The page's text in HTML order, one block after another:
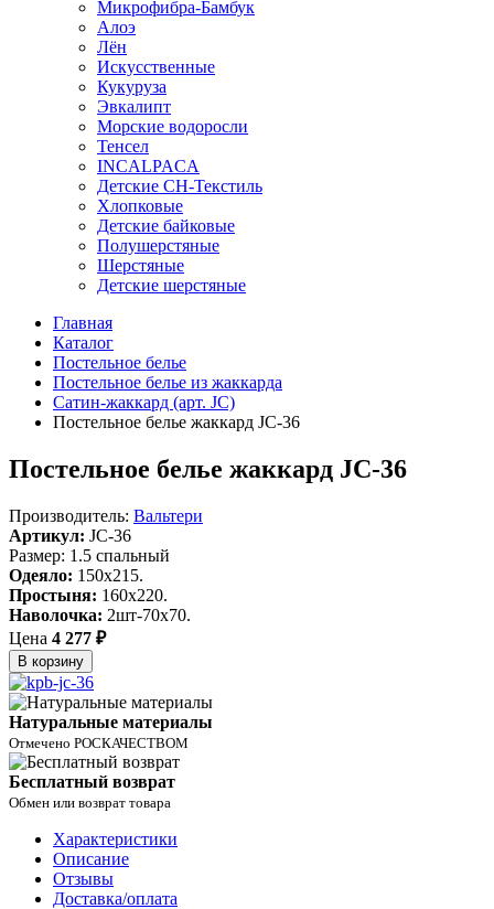
Микрофибра-Бамбук
Алоэ
Лён
Искусственные
Кукуруза
Эвкалипт
Морские водоросли
Тенсел
INCALPACA
Детские СН-Текстиль
Хлопковые
Детские байковые
Полушерстяные
Шерстяные
Детские шерстяные
Главная
Каталог
Постельное белье
Постельное белье из жаккарда
Сатин-жаккард (арт. JC)
Постельное белье жаккард JC-36
Постельное белье жаккард JC-36
Производитель: Вальтери
Артикул: JC-36
Размер: 1.5 спальный
Одеяло: 150x215.
Простыня: 160x220.
Наволочка: 2шт-70х70.
Цена 4 277 ₽
В корзину
Натуральные материалы
Отмечено РОСКАЧЕСТВОМ
Бесплатный возврат
Обмен или возврат товара
Характеристики
Описание
Отзывы
Доставка/оплата